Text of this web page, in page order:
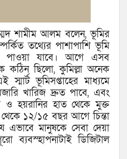
শামীম আলম বলেন, ভূমির
তথ্যের পাশাপাশি ভূমি
পাওয়া যাবে। আগে এসব
ছিলো, কুমিল্লা অনেক
ভূমিসপ্তাহের মাধ্যমে
খারিজ দ্রুত পাবে, এবং
ও হয়রানির হাত থেকে মুক্ত
১২/১৫ বছর আগে চিন্তা
এভাবে মানুষকে সেবা দেয়া
ডিজিটাল